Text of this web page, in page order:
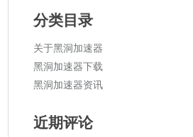
分类目录
关于黑洞加速器
黑洞加速器下载
黑洞加速器资讯
近期评论